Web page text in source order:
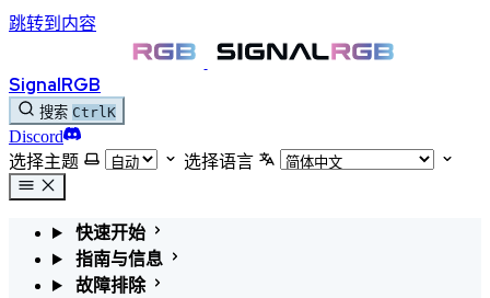
跳转到内容
SignalRGB
搜索 CtrlK
Discord
选择主题
选择语言
快速开始
指南与信息
故障排除